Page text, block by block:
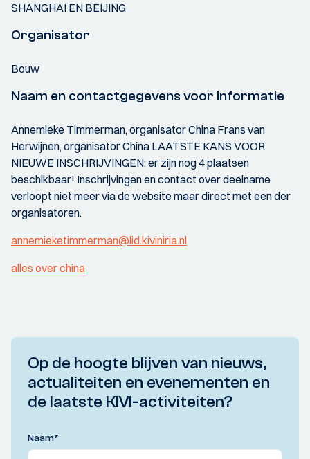
SHANGHAI EN BEIJING
Organisator
Bouw
Naam en contactgegevens voor informatie
Annemieke Timmerman, organisator China Frans van
Herwijnen, organisator China LAATSTE KANS VOOR
NIEUWE INSCHRIJVINGEN: er zijn nog 4 plaatsen
beschikbaar! Inschrijvingen en contact over deelname
verloopt niet meer via de website maar direct met een der
organisatoren.
annemieketimmerman@lid.kiviniria.nl
alles over china
Op de hoogte blijven van nieuws,
actualiteiten en evenementen en
de laatste KIVI-activiteiten?
Naam*